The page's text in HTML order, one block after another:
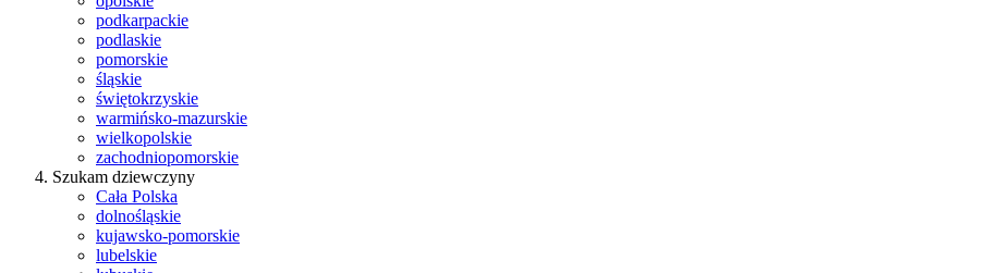
podkarpackie
podlaskie
pomorskie
śląskie
świętokrzyskie
warmińsko-mazurskie
wielkopolskie
zachodniopomorskie
Szukam dziewczyny
Cała Polska
dolnośląskie
kujawsko-pomorskie
lubelskie